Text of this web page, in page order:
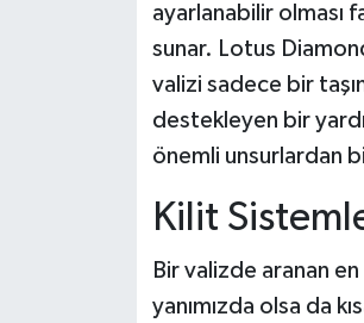
ayarlanabilir olması
sunar. Lotus
valizi sadece bir
destekleyen bir
önemli unsurlardan
Kilit
Bir valizde aranan
yanımızda olsa da